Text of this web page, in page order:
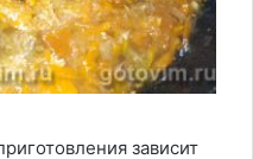
зависит